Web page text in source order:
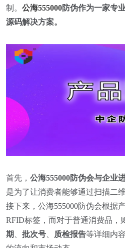
制。 公海555000防伪作为一家专
源码解决方案。
首先， 公海555000防伪会与企业
是为了让消费者能够通过扫描二
接下来，公海555000防伪会根据
RFID标签，而对于普通消费品，
期
批次号 质检报告等详细内